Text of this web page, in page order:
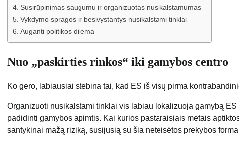
Susirūpinimas saugumu ir organizuotas nusikalstamumas
Vykdymo spragos ir besivystantys nusikalstami tinklai
Auganti politikos dilema
Nuo „paskirties rinkos“ iki gamybos centro
Ko gero, labiausiai stebina tai, kad ES iš visų pirma
Organizuoti nusikalstami tinklai vis labiau lokalizuoja gamybą
padidinti gamybos apimtis. Kai kurios pastaraisiais metais
santykinai mažą riziką, susijusią su šia neteisėtos prekybos forma.